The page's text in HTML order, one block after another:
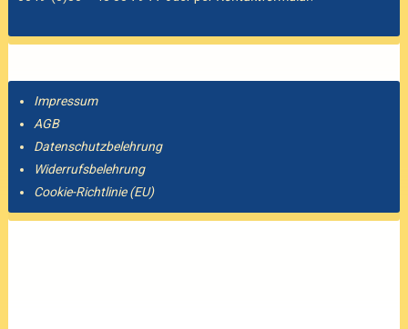
Impressum
AGB
Datenschutzbelehrung
Widerrufsbelehrung
Cookie-Richtlinie (EU)